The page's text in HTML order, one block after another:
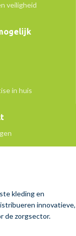
veiligheid
in huis
kleding en
innovatieve,
de zorgsector.